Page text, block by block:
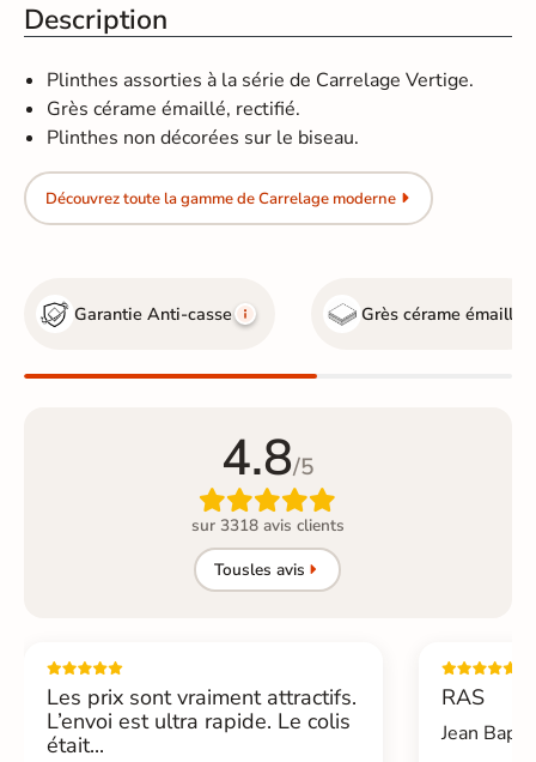
Description
Plinthes assorties à la série de Carrelage Vertige.
Grès cérame émaillé, rectifié.
Plinthes non décorées sur le biseau.
Découvrez toute la gamme de Carrelage moderne
Garantie Anti-casse Grès cérame émaillé
4.8/5

sur 3318 avis clients
Tousles avis
Les prix sont vraiment attractifs.
L’envoi est ultra rapide. Le colis
était...
RAS
Jean